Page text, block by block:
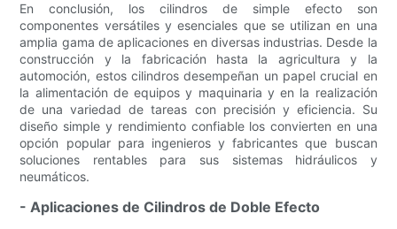
En conclusión, los cilindros de simple efecto son
componentes versátiles y esenciales que se utilizan en una
amplia gama de aplicaciones en diversas industrias. Desde la
construcción y la fabricación hasta la agricultura y la
automoción, estos cilindros desempeñan un papel crucial en
la alimentación de equipos y maquinaria y en la realización
de una variedad de tareas con precisión y eficiencia. Su
diseño simple y rendimiento confiable los convierten en una
opción popular para ingenieros y fabricantes que buscan
soluciones rentables para sus sistemas hidráulicos y
neumáticos.
- Aplicaciones de Cilindros de Doble Efecto